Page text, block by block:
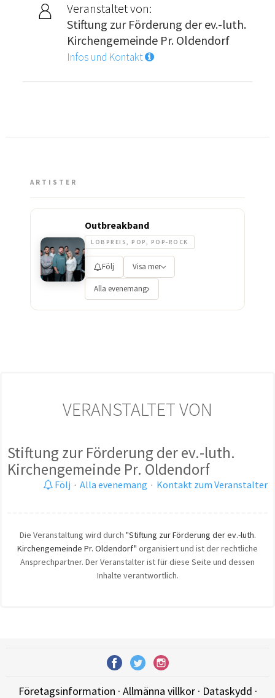
Veranstaltet von:
Stiftung zur Förderung der ev.-luth.
Kirchengemeinde Pr. Oldendorf
Infos und Kontakt
ARTISTER
Outbreakband
LOBPREIS, POP, POP-ROCK
Följ Visa mer
Alla evenemang
VERANSTALTET VON
Stiftung zur Förderung der ev.-luth.
Kirchengemeinde Pr. Oldendorf
Följ · Alla evenemang · Kontakt zum Veranstalter
Die Veranstaltung wird durch "Stiftung zur Förderung der ev.-luth.
Kirchengemeinde Pr. Oldendorf" organisiert und ist der rechtliche
Ansprechpartner. Der Veranstalter ist für diese Seite und dessen
Inhalte verantwortlich.
Företagsinformation · Allmänna villkor· Dataskydd ·